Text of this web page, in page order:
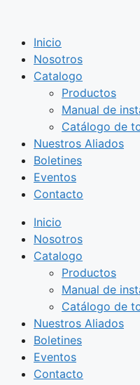
contenido
Inicio
Nosotros
Catalogo
Productos
Manual de
Catálogo de
Nuestros Aliados
Boletines
Eventos
Contacto
Inicio
Nosotros
Catalogo
Productos
Manual de
Catálogo de
Nuestros Aliados
Boletines
Eventos
Contacto